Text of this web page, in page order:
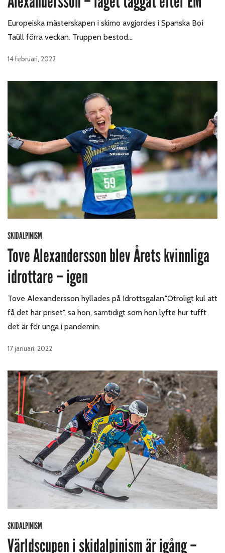
Europeiska mästerskapen i skimo avgjordes i Spanska Boí
Taüll förra veckan. Truppen bestod…
14 februari, 2022
SKIDALPINISM
Tove Alexandersson blev Årets kvinnliga
idrottare – igen
Tove Alexandersson hyllades på Idrottsgalan."Otroligt kul att
få det här priset", sa hon, samtidigt som hon lyfte hur tufft
det är för unga i pandemin.
17 januari, 2022
SKIDALPINISM
Världscupen i skidalpinism är igång –